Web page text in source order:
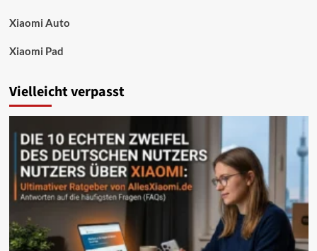
Xiaomi Auto
Xiaomi Pad
Vielleicht verpasst